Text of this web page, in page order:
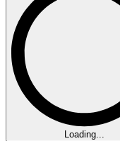
Loading...